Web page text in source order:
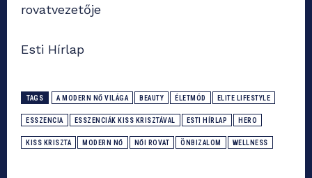
rovatvezetője
Esti Hírlap
TAGS A MODERN NŐ VILÁGA BEAUTY ÉLETMÓD ELITE LIFESTYLE
ESSZENCIA ESSZENCIÁK KISS KRISZTÁVAL ESTI HÍRLAP HERO
KISS KRISZTA MODERN NŐ NŐI ROVAT ÖNBIZALOM WELLNESS